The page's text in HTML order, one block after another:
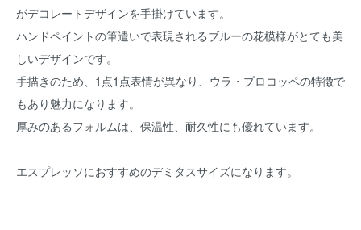
がデコレートデザインを手掛けています。
ハンドペイントの筆遣いで表現されるブルーの花模様がとても美
しいデザインです。
手描きのため、1点1点表情が異なり、ウラ・プロコッペの特徴で
もあり魅力になります。
厚みのあるフォルムは、保温性、耐久性にも優れています。
エスプレッソにおすすめのデミタスサイズになります。